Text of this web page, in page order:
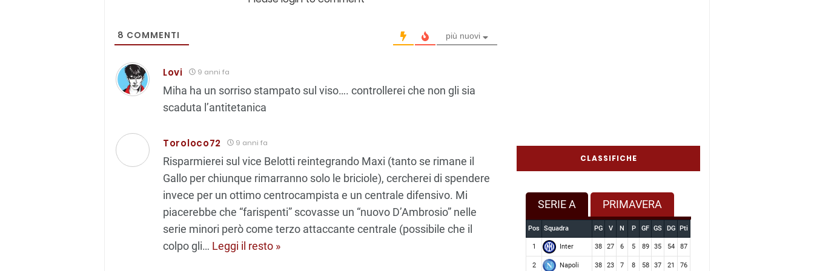
8 COMMENTI più nuovi
Lovi 9 anni fa
Miha ha un sorriso stampato sul viso…. controllerei che non gli sia
scaduta l’antitetanica
Toroloco72 9 anni fa
Risparmierei sul vice Belotti reintegrando Maxi (tanto se rimane il
Gallo per chiunque rimarranno solo le briciole), cercherei di spendere
invece per un ottimo centrocampista e un centrale difensivo. Mi
piacerebbe che “farispenti” scovasse un “nuovo D’Ambrosio” nelle
serie minori però come terzo attaccante centrale (possibile che il
colpo gli… Leggi il resto »
CLASSIFICHE
SERIE A PRIMAVERA
Pos Squadra PG V N P GF GS DG Pti
1 Inter 38 27 6 5 89 35 54 87
2 Napoli 38 23 7 8 58 37 21 76